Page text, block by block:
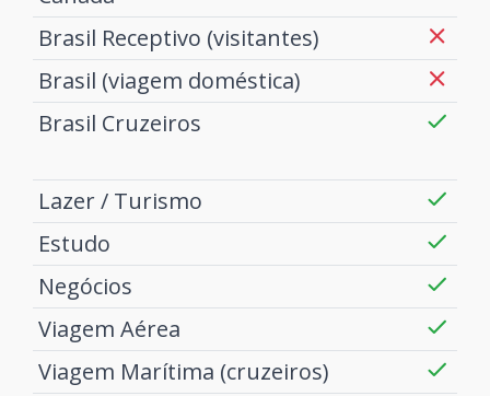
Brasil Receptivo (visitantes)
Brasil (viagem doméstica)
Brasil Cruzeiros
Lazer / Turismo
Estudo
Negócios
Viagem Aérea
Viagem Marítima (cruzeiros)